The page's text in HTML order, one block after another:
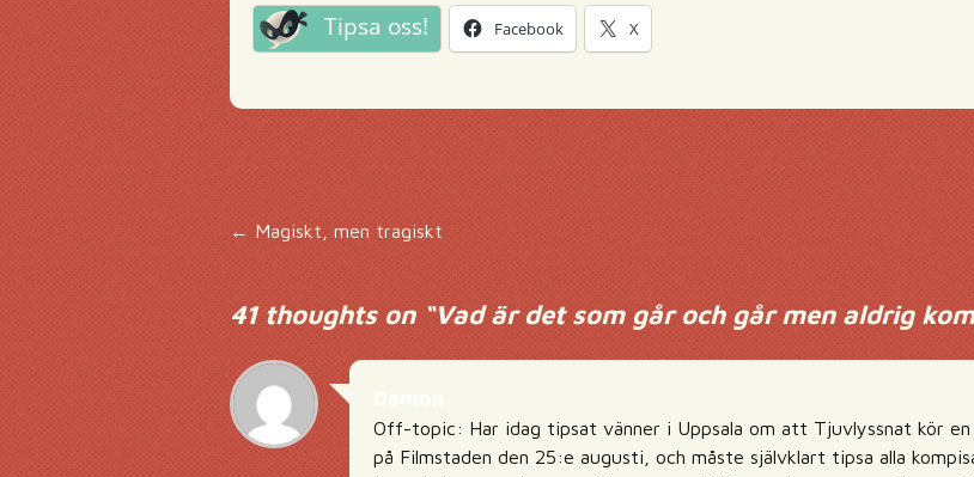
Tipsa oss! Facebook X
Inläggsnavigering
← Magiskt, men tragiskt
41 thoughts on “Vad är det som går och går men aldrig
Off-topic: Har idag tipsat vänner i Uppsala om att Tjuvlyssnat kör en
på Filmstaden den 25:e augusti, och måste självklart tipsa alla